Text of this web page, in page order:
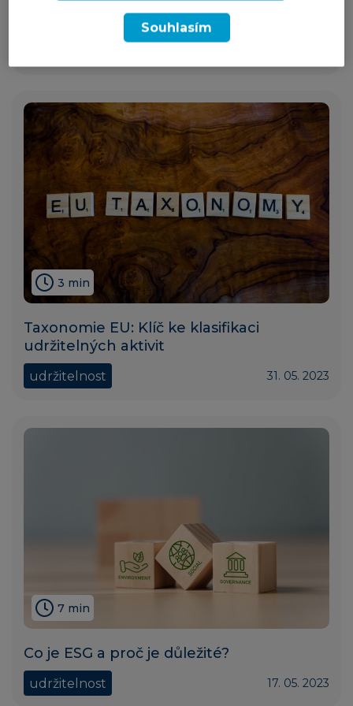
Benefity a rizika ESG
3 min
Taxonomie EU: Klíč ke klasifikaci
udržitelných aktivit
udržitelnost 31. 05. 2023
7 min
Co je ESG a proč je důležité?
udržitelnost 17. 05. 2023
Souhlasím